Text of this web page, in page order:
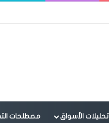
تحليلات الأسواق مصطلحات